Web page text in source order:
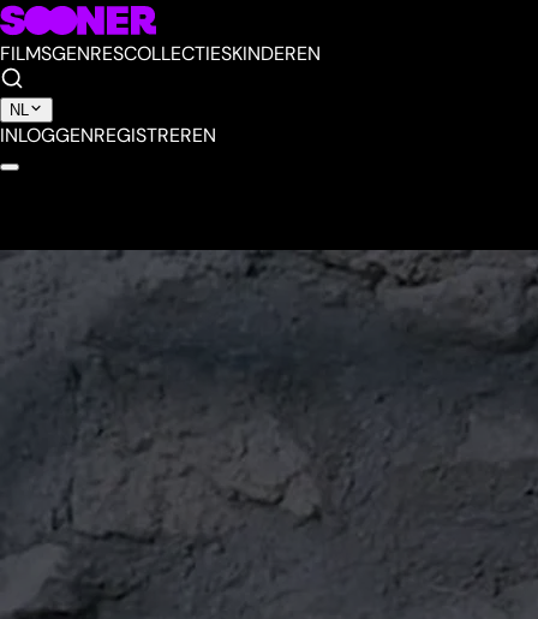
FILMSGENRESCOLLECTIESKINDEREN
NL
INLOGGENREGISTREREN